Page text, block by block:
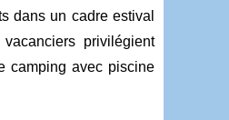
dans un cadre estival
privilégient
camping avec piscine